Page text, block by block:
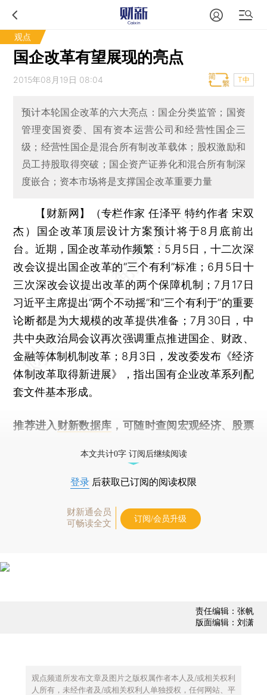
观点
国企改革有望展现的亮点
2015年08月19日 08:04 T中
预计本轮国企改革的六大亮点：国企分类监管；国资
管理变国资委、国有资本运营公司和经营性国企三
级；经营性国企是混合所有制改革载体；股权激励和
员工持股取得突破；国企资产证券化和混合所有制深
度嵌合；资本市场将是支撑国企改革重要力量
【财新网】（专栏作家 任泽平 特约作者 宋双
杰）
国企改革顶层设计方案预计将于8月底前出
台。近期，国企改革动作频繁：5月5日，十二次深
改会议提出国企改革的“三个有利”标准；6月5日十
三次深改会议提出改革的两个保障机制；7月17日
习近平主席提出“两个不动摇”和“三个有利于”的重要
论断都是为大规模的改革提供准备；7月30日，中
共中央政治局会议再次强调重点推进国企、财政、
金融等体制机制改革；8月3日，发改委发布《经济
体制改革取得新进展》，指出国有企业改革系列配
套文件基本形成。
推荐进入 财新数据库 ，可随时查阅宏观经济、股票
本文共计0字 订阅后继续阅读
登录 后获取已订阅的阅读权限
财新通会员
可畅读全文
订阅/会员升级
责任编辑：张帆
版面编辑：刘潇
观点频道所发布文章及图片之版权属作者本人及/或相关权利
人所有，未经作者及/或相关权利人单独授权，任何网站、平